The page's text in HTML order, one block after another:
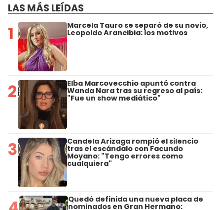
LAS MÁS LEÍDAS
1 Marcela Tauro se separó de su novio,
Leopoldo Arancibia: los motivos
2 Elba Marcovecchio apuntó contra
Wanda Nara tras su regreso al país:
"Fue un show mediático"
3 Candela Arizaga rompió el silencio
tras el escándalo con Facundo
Moyano: "Tengo errores como
cualquiera"
Quedó definida una nueva placa de
nominados en Gran Hermano: